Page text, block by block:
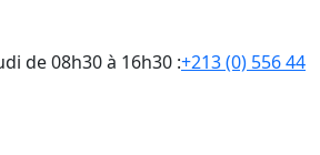
de 08h30 à 16h30 :+213 (0) 556 44